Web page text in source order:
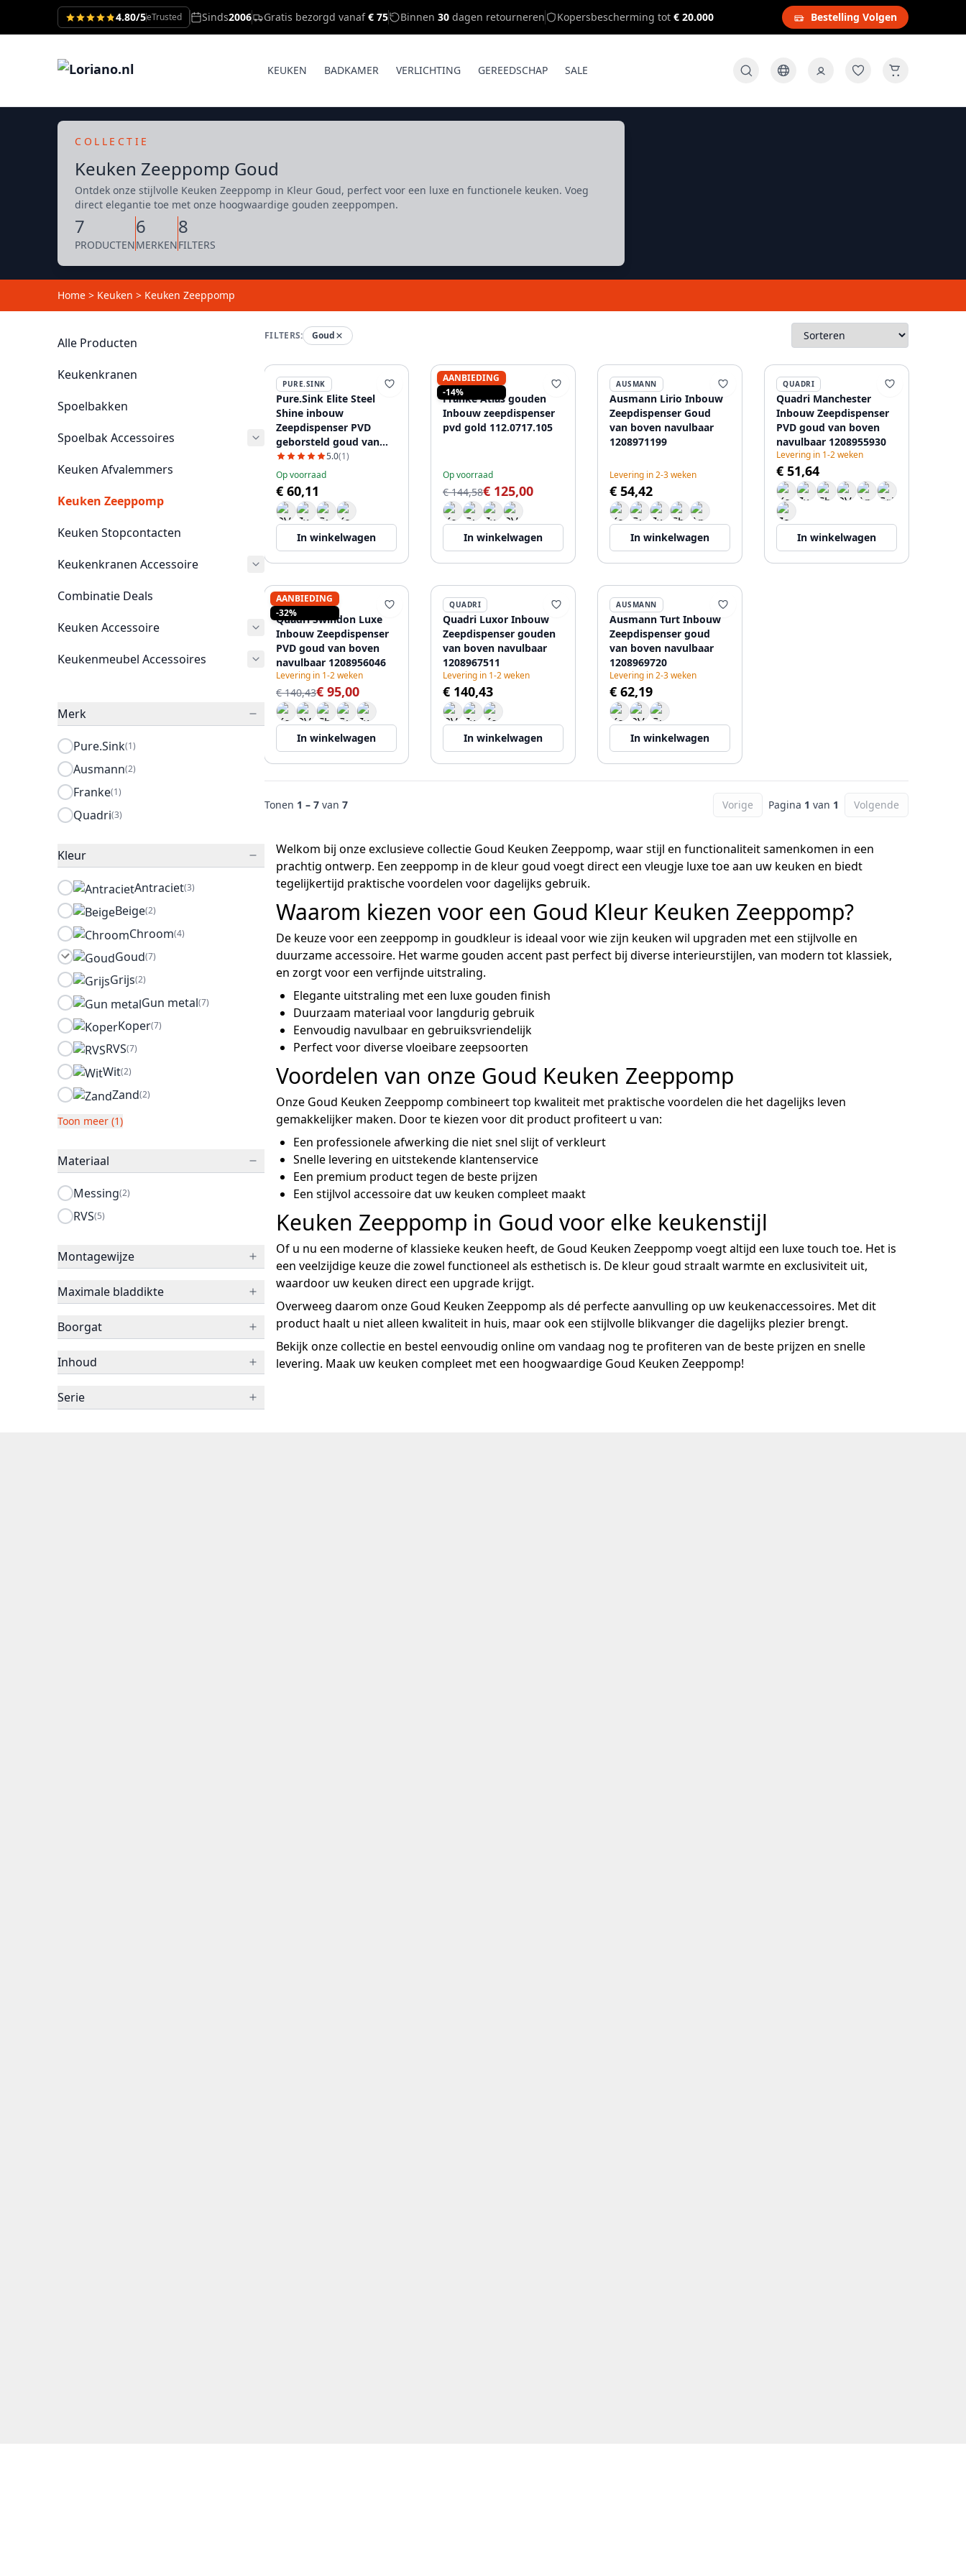
4.80/5eTrusted Sinds2006 Gratis bezorgd vanaf€ 75 Binnen 30 dagen retourneren Kopersbescherming tot € 20.000 Bestelling Volgen
KEUKEN BADKAMER VERLICHTING GEREEDSCHAP SALE
COLLECTIE
Keuken Zeeppomp Goud
Ontdek onze stijlvolle Keuken Zeeppomp in Kleur Goud, perfect voor een luxe en functionele keuken. Voeg
direct elegantie toe met onze hoogwaardige gouden zeeppompen.
7
PRODUCTEN
6
MERKEN
8
FILTERS
Home > Keuken > Keuken Zeeppomp
Alle Producten
Keukenkranen
Spoelbakken
Spoelbak Accessoires
Keuken Afvalemmers
Keuken Zeeppomp
Keuken Stopcontacten
Keukenkranen Accessoire
Combinatie Deals
Keuken Accessoire
Keukenmeubel Accessoires
Merk
Pure.Sink(1)
Ausmann(2)
Franke(1)
Quadri(3)
Kleur
Antraciet(3)
Beige(2)
Chroom(4)
Goud(7)
Grijs(2)
Gun metal(7)
Koper(7)
RVS(7)
Wit(2)
Zand(2)
Toon meer (1)
Materiaal
Messing(2)
RVS(5)
Montagewijze
Maximale bladdikte
Boorgat
Inhoud
Serie
FILTERS: Goud
PURE.SINK
Pure.Sink Elite Steel
Shine inbouw
Zeepdispenser PVD
geborsteld goud van
boven navulbaar
PS9010-60
5.0(1)
Op voorraad
€ 60,11
In winkelwagen
AANBIEDING
-14%
FRANKE
Franke Atlas gouden
Inbouw zeepdispenser
pvd gold 112.0717.105
Op voorraad
€ 144,58€ 125,00
In winkelwagen
AUSMANN
Ausmann Lirio Inbouw
Zeepdispenser Goud
van boven navulbaar
1208971199
Levering in 2-3 weken
€ 54,42
In winkelwagen
QUADRI
Quadri Manchester
Inbouw Zeepdispenser
PVD goud van boven
navulbaar 1208955930
Levering in 1-2 weken
€ 51,64
In winkelwagen
AANBIEDING
-32%
QUADRI
Quadri Swindon Luxe
Inbouw Zeepdispenser
PVD goud van boven
navulbaar 1208956046
Levering in 1-2 weken
€ 140,43€ 95,00
In winkelwagen
QUADRI
Quadri Luxor Inbouw
Zeepdispenser gouden
van boven navulbaar
1208967511
Levering in 1-2 weken
€ 140,43
In winkelwagen
AUSMANN
Ausmann Turt Inbouw
Zeepdispenser goud
van boven navulbaar
1208969720
Levering in 2-3 weken
€ 62,19
In winkelwagen
Tonen 1 – 7 van 7 Vorige Pagina 1 van 1 Volgende
Welkom bij onze exclusieve collectie Goud Keuken Zeeppomp, waar stijl en functionaliteit samenkomen in een
prachtig ontwerp. Een zeeppomp in de kleur goud voegt direct een vleugje luxe toe aan uw keuken en biedt
tegelijkertijd praktische voordelen voor dagelijks gebruik.
Waarom kiezen voor een Goud Kleur Keuken Zeeppomp?
De keuze voor een zeeppomp in goudkleur is ideaal voor wie zijn keuken wil upgraden met een stijlvolle en
duurzame accessoire. Het warme gouden accent past perfect bij diverse interieurstijlen, van modern tot klassiek,
en zorgt voor een verfijnde uitstraling.
Elegante uitstraling met een luxe gouden finish
Duurzaam materiaal voor langdurig gebruik
Eenvoudig navulbaar en gebruiksvriendelijk
Perfect voor diverse vloeibare zeepsoorten
Voordelen van onze Goud Keuken Zeeppomp
Onze Goud Keuken Zeeppomp combineert top kwaliteit met praktische voordelen die het dagelijks leven
gemakkelijker maken. Door te kiezen voor dit product profiteert u van:
Een professionele afwerking die niet snel slijt of verkleurt
Snelle levering en uitstekende klantenservice
Een premium product tegen de beste prijzen
Een stijlvol accessoire dat uw keuken compleet maakt
Keuken Zeeppomp in Goud voor elke keukenstijl
Of u nu een moderne of klassieke keuken heeft, de Goud Keuken Zeeppomp voegt altijd een luxe touch toe. Het is
een veelzijdige keuze die zowel functioneel als esthetisch is. De kleur goud straalt warmte en exclusiviteit uit,
waardoor uw keuken direct een upgrade krijgt.
Overweeg daarom onze Goud Keuken Zeeppomp als dé perfecte aanvulling op uw keukenaccessoires. Met dit
product haalt u niet alleen kwaliteit in huis, maar ook een stijlvolle blikvanger die dagelijks plezier brengt.
Bekijk onze collectie en bestel eenvoudig online om vandaag nog te profiteren van de beste prijzen en snelle
levering. Maak uw keuken compleet met een hoogwaardige Goud Keuken Zeeppomp!